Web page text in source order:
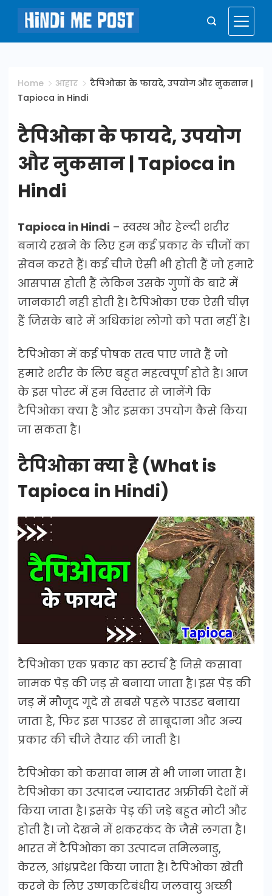
Skip
content
Hindi
Me
Post
Home आहार
टैपिओका के फायदे, उपयोग और नुकसान |
Tapioca in Hindi
टैपिओका के फायदे, उपयोग
और नुकसान | Tapioca in
Hindi
Tapioca in Hindi – स्वस्थ और हेल्दी शरीर
बनाये रखने के लिए हम कई प्रकार के चीजों का
सेवन करते हैं। कई चीजे ऐसी भी होती हैं जो हमारे
आसपास होती हैं लेकिन उसके गुणों के बारे में
जानकारी नही होती है। टैपिओका एक ऐसी चीज़
हैं जिसके बारे में अधिकांश लोगो को पता नहीं है।
टैपिओका में कई पोषक तत्व पाए जाते हैं जो
हमारे शरीर के लिए बहुत महत्वपूर्ण होते है। आज
के इस पोस्ट में हम विस्तार से जानेंगे कि
टैपिओका क्या है और इसका उपयोग कैसे किया
जा सकता है।
टैपिओका क्या है (What is
Tapioca in Hindi)
टैपिओका एक प्रकार का स्टार्च है जिसे कसावा
नामक पेड़ की जड़ से बनाया जाता है। इस पेड़ की
जड़ में मौजूद गूदे से सबसे पहले पाउडर बनाया
जाता है, फिर इस पाउडर से साबूदाना और अन्य
प्रकार की चीजे तैयार की जाती है।
टैपिओका को कसावा नाम से भी जाना जाता है।
टैपिओका का उत्पादन ज्यादातर अफ्रीकी देशों में
किया जाता है। इसके पेड़ की जड़े बहुत मोटी और
होती है। जो देखने में शकरकंद के जैसे लगता है।
भारत में टैपिओका का उत्पादन तमिलनाडु,
केरल, आंध्रप्रदेश किया जाता है। टैपिओका खेती
करने के लिए उष्णकटिबंधीय जलवायु अच्छी